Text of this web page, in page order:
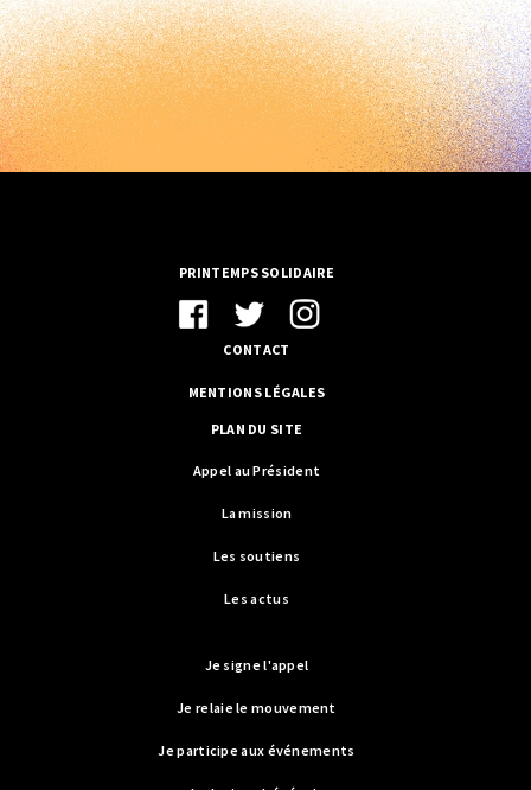
PRINTEMPS SOLIDAIRE
CONTACT
MENTIONS LÉGALES
PLAN DU SITE
Appel au Président
La mission
Les soutiens
Les actus
Je signe l'appel
Je relaie le mouvement
Je participe aux événements